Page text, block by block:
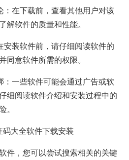
：在下载前，查看其他用户对该
解软件的质量和性能。
安装软件前，请仔细阅读软件的
同意软件所需的权限。
：一些软件可能会通过广告或软
细阅读软件介绍和安装过程中的
。
件，您可以尝试搜索相关的关键